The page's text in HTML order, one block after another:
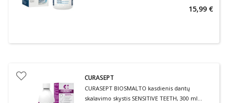
15,99 €
CURASEPT
CURASEPT BIOSMALTO kasdienis dantų
skalavimo skystis SENSITIVE TEETH, 300 ml